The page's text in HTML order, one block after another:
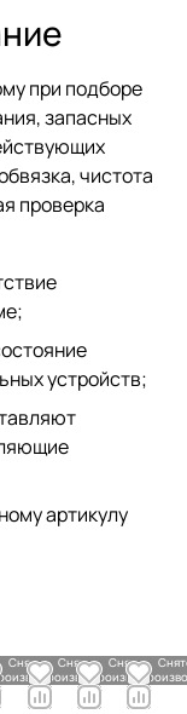
при подборе
запасных
чистота
проверка
устройств;
артикулу
Снято с Снято с
производства
По
Снято с
производства
По
По